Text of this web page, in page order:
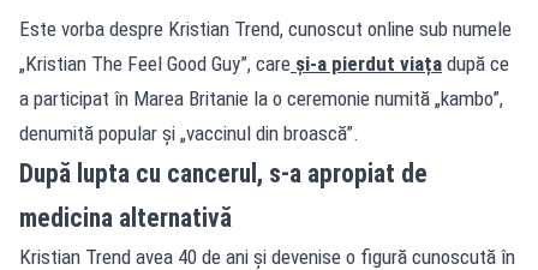
Este vorba despre Kristian Trend, cunoscut online sub numele
„Kristian The Feel Good Guy”, care și-a pierdut viața după ce
a participat în Marea Britanie la o ceremonie numită „kambo”,
denumită popular și „vaccinul din broască”.
După lupta cu cancerul, s-a apropiat de
medicina alternativă
Kristian Trend avea 40 de ani și devenise o figură cunoscută în